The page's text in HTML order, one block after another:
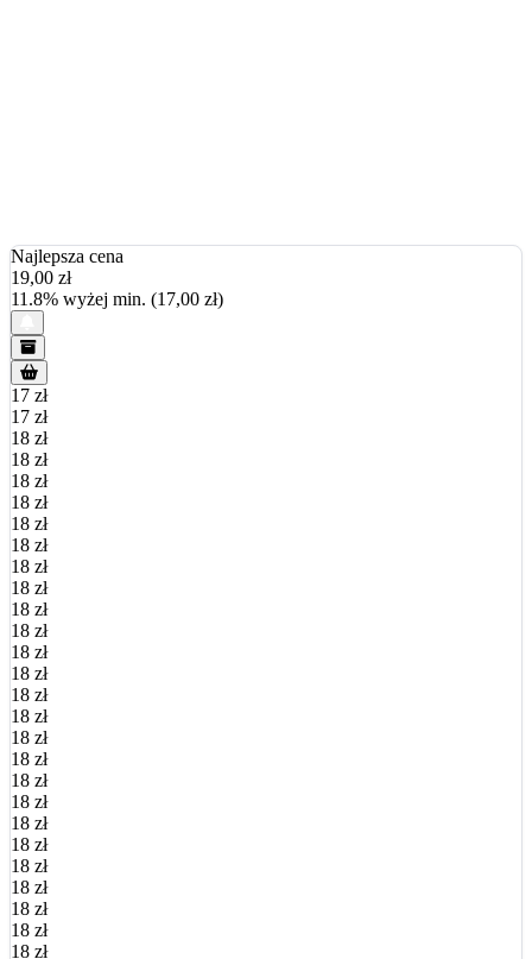
Najlepsza cena
19,00 zł
11.8% wyżej min. (17,00 zł)
17 zł
17 zł
18 zł
18 zł
18 zł
18 zł
18 zł
18 zł
18 zł
18 zł
18 zł
18 zł
18 zł
18 zł
18 zł
18 zł
18 zł
18 zł
18 zł
18 zł
18 zł
18 zł
18 zł
18 zł
18 zł
18 zł
18 zł